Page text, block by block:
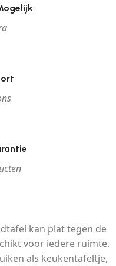
kan plat tegen de
voor iedere ruimte.
als keukentafeltje,